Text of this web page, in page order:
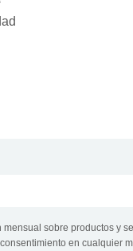
sobre productos y
en cualquier